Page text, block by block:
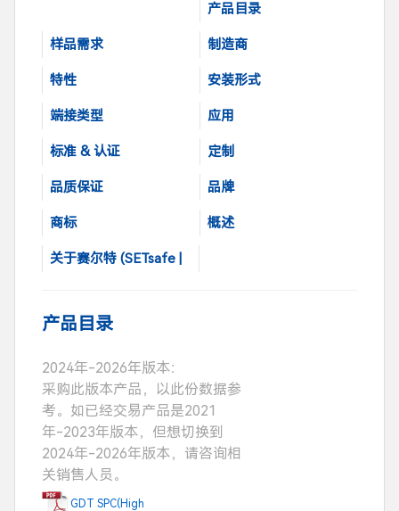
产品目录
样品需求 制造商
特性 安装形式
端接类型 应用
标准 & 认证 定制
品质保证 品牌
商标 概述
关于赛尔特 (SETsafe |
产品目录
2024年-2026年版本：
采购此版本产品，以此份数据参
考。如已经交易产品是2021
年-2023年版本，但想切换到
2024年-2026年版本，请咨询相
关销售人员。
GDT SPC(High